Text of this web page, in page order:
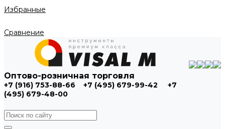
Избранные
Сравнение
Оптово-розничная торговля
+7 (916) 753-88-66 +7 (495) 679-99-42
+7
(495) 679-48-00